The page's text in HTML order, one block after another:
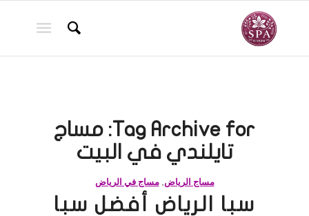
Tag Archive for: مساج
تايلندي في البيت
مساج الرياض,مساج في الرياض
سبا الرياض أفضل سبا